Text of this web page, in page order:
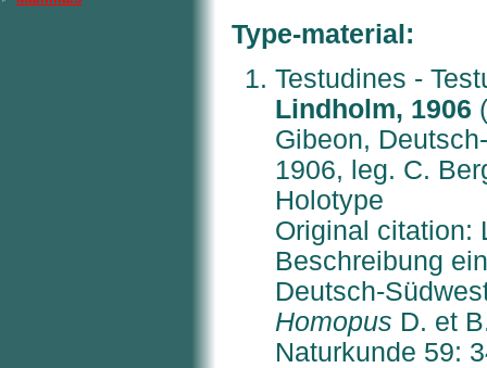
Type-material:
Testudines -
Lindholm, 1906
Gibeon,
1906, leg. C.
Holotype
Original citation:
Beschreibung
Deutsch-
Homopus D. et
Naturkunde 59: